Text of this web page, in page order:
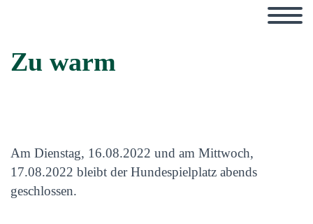
Zu warm
Am Dienstag, 16.08.2022 und am Mittwoch,
17.08.2022 bleibt der Hundespielplatz abends
geschlossen.